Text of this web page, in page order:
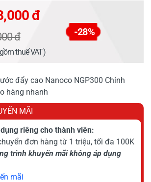
đ
đ -28%
thuế VAT)
đẩy cao Nanoco NGP300 Chính
hàng nhanh
MÃI
riêng cho thành viên:
đơn hàng từ 1 triệu, tối đa 100K
trình khuyến mãi không áp dụng
mãi